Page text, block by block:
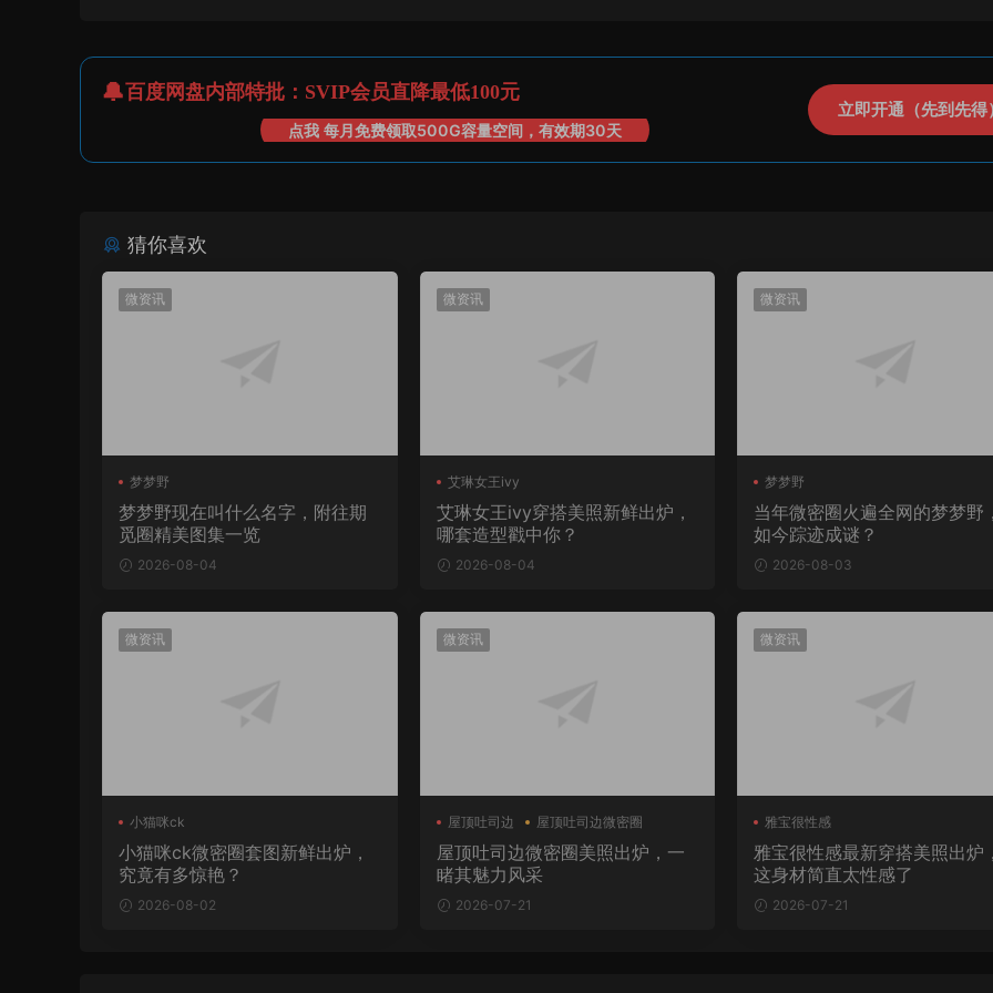
百度网盘内部特批：SVIP会员直降最低100元
点我 每月免费领取500G容量空间，有效期30天
立即开通（先到先得
猜你喜欢
微资讯
梦梦野
梦梦野现在叫什么名字，附往期
觅圈精美图集一览
2026-08-04
微资讯
艾琳女王ivy
艾琳女王ivy穿搭美照新鲜出炉，
哪套造型戳中你？
2026-08-04
微资讯
梦梦野
当年微密圈火遍全网的梦梦野
如今踪迹成谜？
2026-08-03
微资讯
小猫咪ck
小猫咪ck微密圈套图新鲜出炉，
究竟有多惊艳？
2026-08-02
微资讯
屋顶吐司边 屋顶吐司边微密圈
屋顶吐司边微密圈美照出炉，一
睹其魅力风采
2026-07-21
微资讯
雅宝很性感
雅宝很性感最新穿搭美照出炉
这身材简直太性感了
2026-07-21